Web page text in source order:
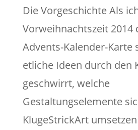
Die Vorgeschichte Als
Vorweihnachtszeit 2014
Advents-Kalender-Karte
etliche Ideen durch den
geschwirrt, welche
Gestaltungselemente
KlugeStrickArt